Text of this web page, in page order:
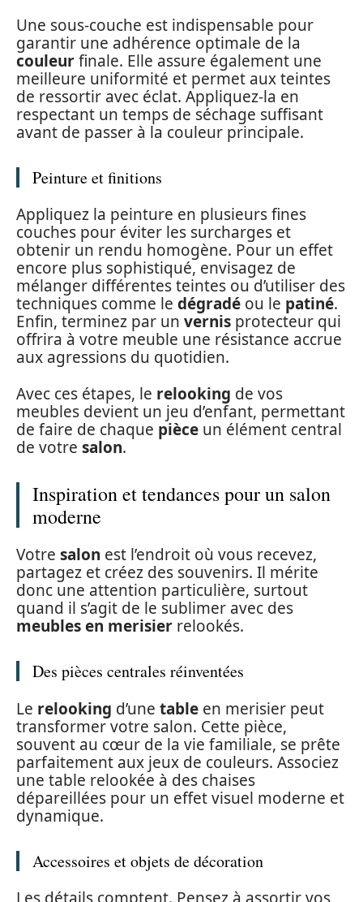
Une sous-couche est indispensable pour
garantir une adhérence optimale de la
couleurfinale. Elle assure également une
meilleure uniformité et permet aux teintes
de ressortir avec éclat. Appliquez-la en
respectant un temps de séchage suffisant
avant de passer à la couleur principale.
Peinture et finitions
Appliquez la peinture en plusieurs fines
couches pour éviter les surcharges et
obtenir un rendu homogène. Pour un effet
encore plus sophistiqué, envisagez de
mélanger différentes teintes ou d’utiliser des
techniques comme le dégradé ou le patiné.
Enfin, terminez par un vernis protecteur qui
offrira à votre meuble une résistance accrue
aux agressions du quotidien.
Avec ces étapes, le relooking de vos
meubles devient un jeu d’enfant, permettant
de faire de chaque pièce un élément central
de votre salon.
Inspiration et tendances pour un salon
moderne
Votre salon est l’endroit où vous recevez,
partagez et créez des souvenirs. Il mérite
donc une attention particulière, surtout
quand il s’agit de le sublimer avec des
meubles en merisier relookés.
Des pièces centrales réinventées
Le relooking d’une table en merisier peut
transformer votre salon. Cette pièce,
souvent au cœur de la vie familiale, se prête
parfaitement aux jeux de couleurs. Associez
une table relookée à des chaises
dépareillées pour un effet visuel moderne et
dynamique.
Accessoires et objets de décoration